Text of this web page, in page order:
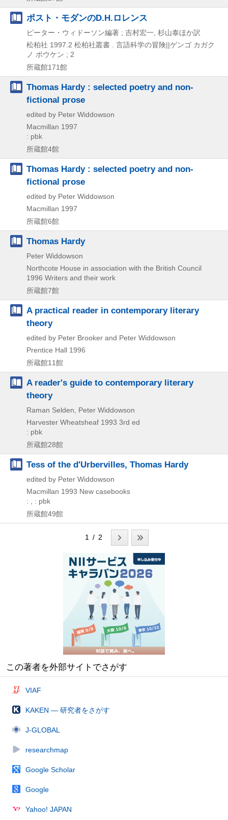
ポスト・モダンのD.H.ロレンス
ピーター・ウィドーソン編著 ; 吉村宏一, 杉山泰ほか訳
松柏社 1997.2 松柏社叢書 . 言語科学の冒険||ゲンゴ カガク
ノ ボウケン ; 2
所蔵館171館
Thomas Hardy : selected poetry and non-
fictional prose
edited by Peter Widdowson
Macmillan 1997
: pbk
所蔵館4館
Thomas Hardy : selected poetry and non-
fictional prose
edited by Peter Widdowson
Macmillan 1997
所蔵館6館
Thomas Hardy
Peter Widdowson
Northcote House in association with the British Council
1996 Writers and their work
所蔵館7館
A practical reader in contemporary literary
theory
edited by Peter Brooker and Peter Widdowson
Prentice Hall 1996
所蔵館11館
A reader's guide to contemporary literary
theory
Raman Selden, Peter Widdowson
Harvester Wheatsheaf 1993 3rd ed
: pbk
所蔵館28館
Tess of the d'Urbervilles, Thomas Hardy
edited by Peter Widdowson
Macmillan 1993 New casebooks
: , : pbk
所蔵館49館
1 / 2
この著者を外部サイトでさがす
VIAF
KAKEN — 研究者をさがす
J-GLOBAL
researchmap
Google Scholar
Google
Yahoo! JAPAN